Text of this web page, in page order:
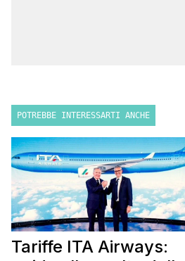
POTREBBE INTERESSARTI ANCHE
Tariffe ITA Airways: